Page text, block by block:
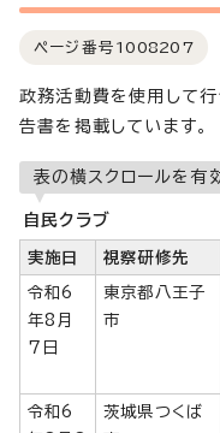
ページ番号 1008207
政務活動費を使用して
告書を掲載しています。
表の横スクロールを有
自民クラブ
実施日 視察研修先
令和6
年8月
7日
東京都八王子
市
令和6
茨城県つくば